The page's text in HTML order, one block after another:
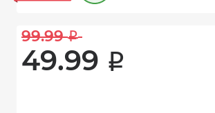
99.99 i
49.99 i